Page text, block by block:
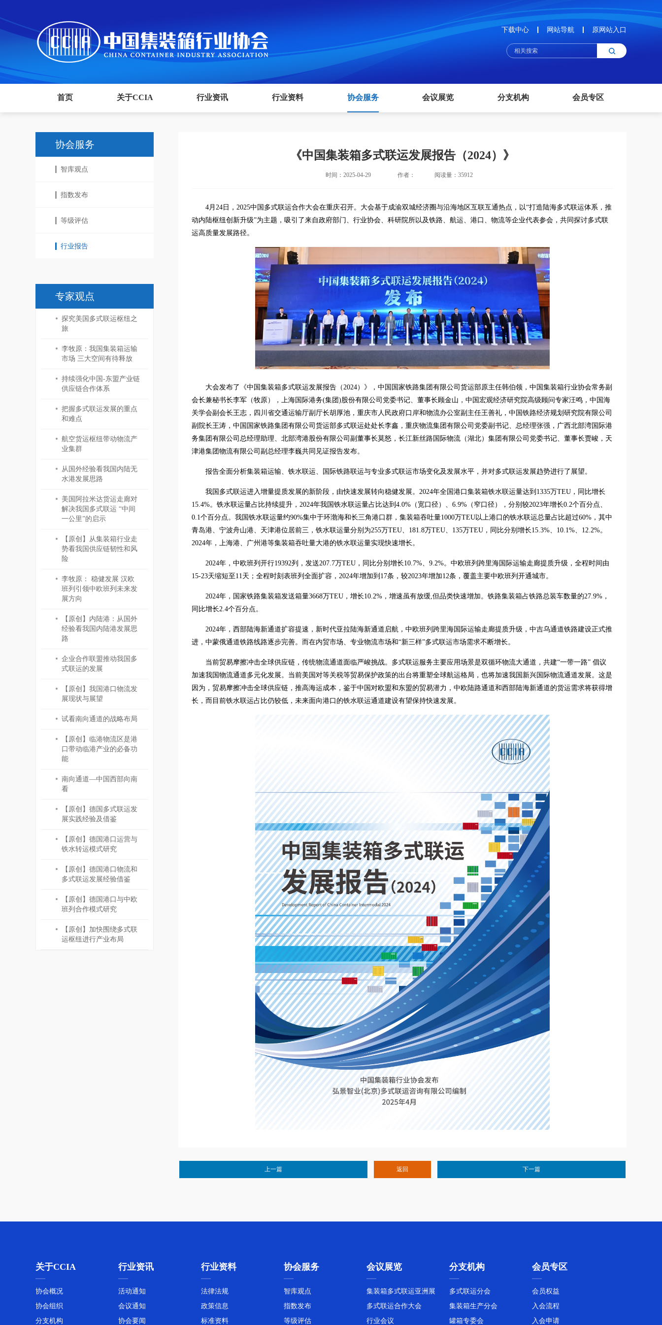
下载中心 网站导航 原网站入口
首页 关于CCIA 行业资讯 行业资料 协会服务 会议展览 分支机构 会员专区
协会服务
智库观点
指数发布
等级评估
行业报告
专家观点
探究美国多式联运枢纽之
旅
李牧原：我国集装箱运输
市场 三大空间有待释放
持续强化中国-东盟产业链
供应链合作体系
把握多式联运发展的重点
和难点
航空货运枢纽带动物流产
业集群
从国外经验看我国内陆无
水港发展思路
美国阿拉米达货运走廊对
解决我国多式联运 “中间
一公里”的启示
【原创】从集装箱行业走
势看我国供应链韧性和风
险
李牧原： 稳健发展 汉欧
班列引领中欧班列未来发
展方向
【原创】内陆港：从国外
经验看我国内陆港发展思
路
企业合作联盟推动我国多
式联运的发展
【原创】我国港口物流发
展现状与展望
试看南向通道的战略布局
【原创】临港物流区是港
口带动临港产业的必备功
能
南向通道—中国西部向南
看
【原创】德国多式联运发
展实践经验及借鉴
【原创】德国港口运营与
铁水转运模式研究
【原创】德国港口物流和
多式联运发展经验借鉴
【原创】德国港口与中欧
班列合作模式研究
【原创】加快围绕多式联
运枢纽进行产业布局
《中国集装箱多式联运发展报告（2024）》
时间：2025-04-29 作者： 阅读量：35912
4月24日，2025中国多式联运合作大会在重庆召开。大会基于成渝双城经济圈与沿海地区互联互通热点，以“打造陆海多式联运体系，推
动内陆枢纽创新升级”为主题，吸引了来自政府部门、行业协会、科研院所以及铁路、航运、港口、物流等企业代表参会，共同探讨多式联
运高质量发展路径。
大会发布了《中国集装箱多式联运发展报告（2024）》，中国国家铁路集团有限公司货运部原主任韩伯领，中国集装箱行业协会常务副
会长兼秘书长李军（牧原），上海国际港务(集团)股份有限公司党委书记、董事长顾金山，中国宏观经济研究院高级顾问专家汪鸣，中国海
关学会副会长王志，四川省交通运输厅副厅长胡厚池，重庆市人民政府口岸和物流办公室副主任王善礼，中国铁路经济规划研究院有限公司
副院长王涛，中国国家铁路集团有限公司货运部多式联运处处长李鑫，重庆物流集团有限公司党委副书记、总经理张强，广西北部湾国际港
务集团有限公司总经理助理、北部湾港股份有限公司副董事长莫怒，长江新丝路国际物流（湖北）集团有限公司党委书记、董事长贾峻，天
津港集团物流有限公司副总经理李巍共同见证报告发布。
报告全面分析集装箱运输、铁水联运、国际铁路联运与专业多式联运市场变化及发展水平，并对多式联运发展趋势进行了展望。
我国多式联运进入增量提质发展的新阶段，由快速发展转向稳健发展。2024年全国港口集装箱铁水联运量达到1335万TEU，同比增长
15.4%。铁水联运量占比持续提升，2024年我国铁水联运量占比达到4.0%（宽口径）、6.9%（窄口径），分别较2023年增长0.2个百分点、
0.1个百分点。我国铁水联运量约90%集中于环渤海和长三角港口群，集装箱吞吐量1000万TEU以上港口的铁水联运总量占比超过60%，其中
青岛港、宁波舟山港、天津港位居前三，铁水联运量分别为255万TEU、181.8万TEU、135万TEU，同比分别增长15.3%、10.1%、12.2%。
2024年，上海港、广州港等集装箱吞吐量大港的铁水联运量实现快速增长。
2024年，中欧班列开行19392列，发送207.7万TEU，同比分别增长10.7%、9.2%。中欧班列跨里海国际运输走廊提质升级，全程时间由
15-23天缩短至11天；全程时刻表班列全面扩容，2024年增加到17条，较2023年增加12条，覆盖主要中欧班列开通城市。
2024年，国家铁路集装箱发送箱量3668万TEU，增长10.2%，增速虽有放缓,但品类快速增加。铁路集装箱占铁路总装车数量的27.9%，
同比增长2.4个百分点。
2024年，西部陆海新通道扩容提速，新时代亚拉陆海新通道启航，中欧班列跨里海国际运输走廊提质升级，中吉乌通道铁路建设正式推
进，中蒙俄通道铁路线路逐步完善。而在内贸市场、专业物流市场和“新三样”多式联运市场需求不断增长。
当前贸易摩擦冲击全球供应链，传统物流通道面临严峻挑战。多式联运服务主要应用场景是双循环物流大通道，共建“一带一路” 倡议
加速我国物流通道多元化发展。当前美国对等关税等贸易保护政策的出台将重塑全球航运格局，也将加速我国新兴国际物流通道发展。这是
因为，贸易摩擦冲击全球供应链，推高海运成本，鉴于中国对欧盟和东盟的贸易潜力，中欧陆路通道和西部陆海新通道的货运需求将获得增
长，而目前铁水联运占比仍较低，未来面向港口的铁水联运通道建设有望保持快速发展。
上一篇 返回 下一篇
关于CCIA
协会概况
协会组织
分支机构
行业资讯
活动通知
会议通知
协会要闻
行业资料
法律法规
政策信息
标准资料
协会服务
智库观点
指数发布
等级评估
会议展览
集装箱多式联运亚洲展
多式联运合作大会
行业会议
分支机构
多式联运分会
集装箱生产分会
罐箱专委会
会员专区
会员权益
入会流程
入会申请